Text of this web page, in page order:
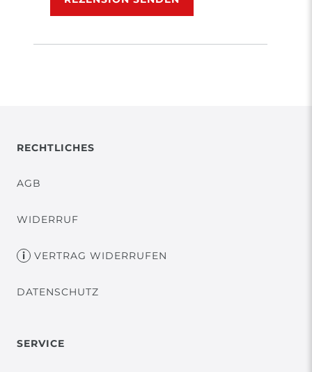
RECHTLICHES
AGB
WIDERRUF
VERTRAG WIDERRUFEN
DATENSCHUTZ
SERVICE